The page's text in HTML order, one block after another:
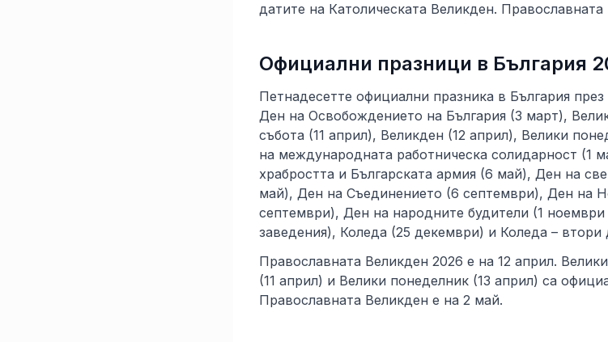
датите на Католическата Великден.
Официални празници в България
Петнадесетте официални празника в България
Ден на Освобождението на България (3 март),
събота (11 април), Великден (12 април), Велики
на международната работническа солидарност (1
храбростта и Българската армия (6 май), Ден на
май), Ден на Съединението (6 септември), Ден на
септември), Ден на народните будители (1
заведения), Коледа (25 декември) и Коледа –
Православната Великден 2026 е на 12 април.
(11 април) и Велики понеделник (13 април) са
Православната Великден е на 2 май.